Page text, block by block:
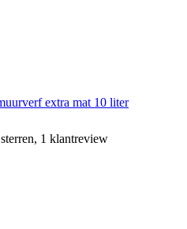
extra mat 10 liter
1 klantreview